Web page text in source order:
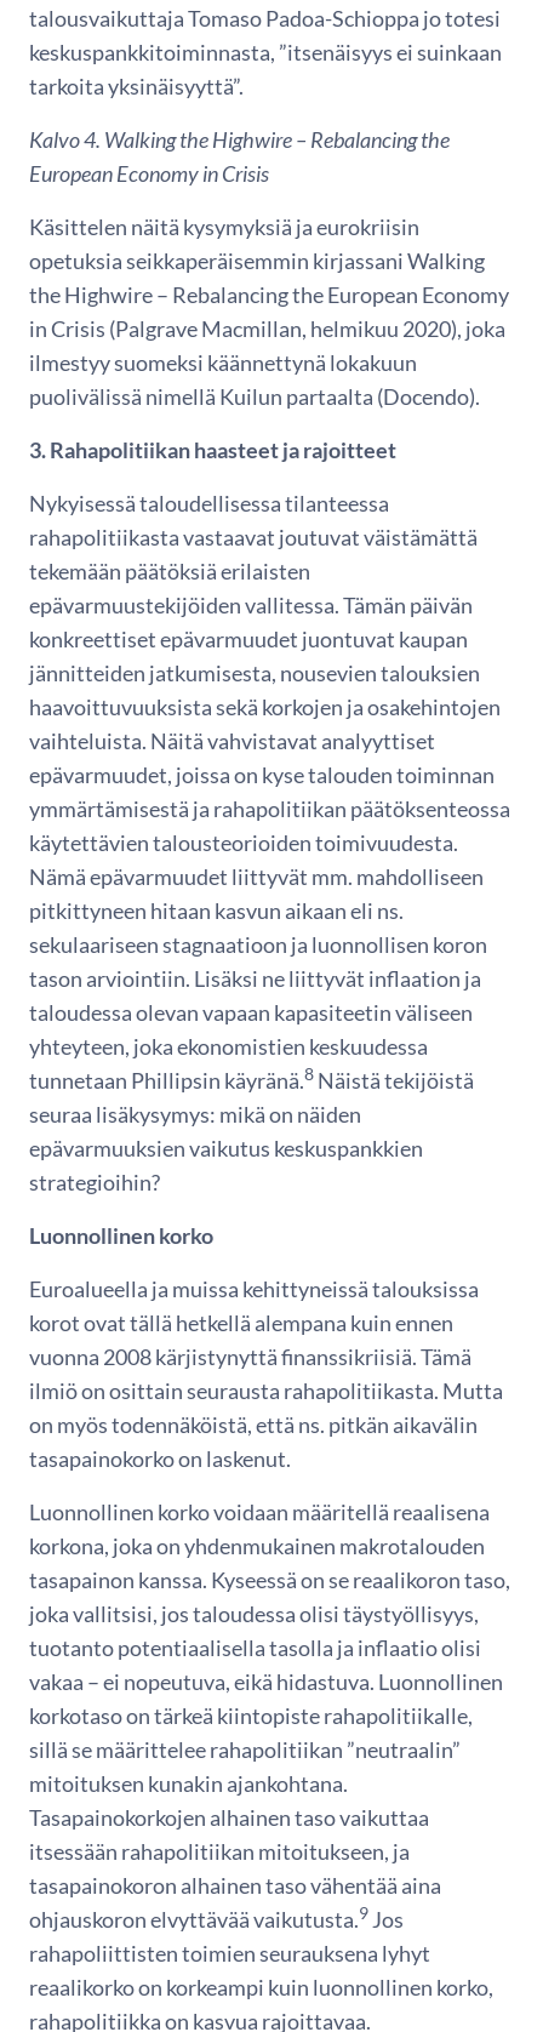
talousvaikuttaja Tomaso Padoa-Schioppa jo totesi
keskuspankkitoiminnasta, ”itsenäisyys ei suinkaan
tarkoita yksinäisyyttä”.
Kalvo 4. Walking the Highwire – Rebalancing the
European Economy in Crisis
Käsittelen näitä kysymyksiä ja eurokriisin
opetuksia seikkaperäisemmin kirjassani Walking
the Highwire – Rebalancing the European Economy
in Crisis (Palgrave Macmillan, helmikuu 2020), joka
ilmestyy suomeksi käännettynä lokakuun
puolivälissä nimellä Kuilun partaalta (Docendo).
3. Rahapolitiikan haasteet ja rajoitteet
Nykyisessä taloudellisessa tilanteessa
rahapolitiikasta vastaavat joutuvat väistämättä
tekemään päätöksiä erilaisten
epävarmuustekijöiden vallitessa. Tämän päivän
konkreettiset epävarmuudet juontuvat kaupan
jännitteiden jatkumisesta, nousevien talouksien
haavoittuvuuksista sekä korkojen ja osakehintojen
vaihteluista. Näitä vahvistavat analyyttiset
epävarmuudet, joissa on kyse talouden toiminnan
ymmärtämisestä ja rahapolitiikan päätöksenteossa
käytettävien talousteorioiden toimivuudesta.
Nämä epävarmuudet liittyvät mm. mahdolliseen
pitkittyneen hitaan kasvun aikaan eli ns.
sekulaariseen stagnaatioon ja luonnollisen koron
tason arviointiin. Lisäksi ne liittyvät inflaation ja
taloudessa olevan vapaan kapasiteetin väliseen
yhteyteen, joka ekonomistien keskuudessa
tunnetaan Phillipsin käyränä.8 Näistä tekijöistä
seuraa lisäkysymys: mikä on näiden
epävarmuuksien vaikutus keskuspankkien
strategioihin?
Luonnollinen korko
Euroalueella ja muissa kehittyneissä talouksissa
korot ovat tällä hetkellä alempana kuin ennen
vuonna 2008 kärjistynyttä finanssikriisiä. Tämä
ilmiö on osittain seurausta rahapolitiikasta. Mutta
on myös todennäköistä, että ns. pitkän aikavälin
tasapainokorko on laskenut.
Luonnollinen korko voidaan määritellä reaalisena
korkona, joka on yhdenmukainen makrotalouden
tasapainon kanssa. Kyseessä on se reaalikoron taso,
joka vallitsisi, jos taloudessa olisi täystyöllisyys,
tuotanto potentiaalisella tasolla ja inflaatio olisi
vakaa – ei nopeutuva, eikä hidastuva. Luonnollinen
korkotaso on tärkeä kiintopiste rahapolitiikalle,
sillä se määrittelee rahapolitiikan ”neutraalin”
mitoituksen kunakin ajankohtana.
Tasapainokorkojen alhainen taso vaikuttaa
itsessään rahapolitiikan mitoitukseen, ja
tasapainokoron alhainen taso vähentää aina
ohjauskoron elvyttävää vaikutusta.9 Jos
rahapoliittisten toimien seurauksena lyhyt
reaalikorko on korkeampi kuin luonnollinen korko,
rahapolitiikka on kasvua rajoittavaa.